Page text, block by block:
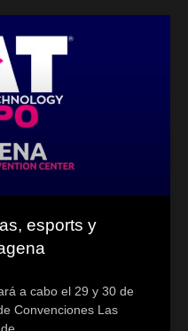
esports y
a cabo el 29 y 30 de
Convenciones Las